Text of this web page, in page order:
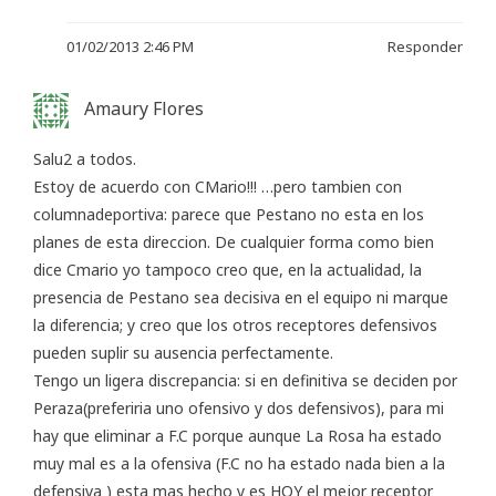
01/02/2013 2:46 PM Responder
Amaury Flores
Salu2 a todos.
Estoy de acuerdo con CMario!!! …pero tambien con
columnadeportiva: parece que Pestano no esta en los
planes de esta direccion. De cualquier forma como bien
dice Cmario yo tampoco creo que, en la actualidad, la
presencia de Pestano sea decisiva en el equipo ni marque
la diferencia; y creo que los otros receptores defensivos
pueden suplir su ausencia perfectamente.
Tengo un ligera discrepancia: si en definitiva se deciden por
Peraza(preferiria uno ofensivo y dos defensivos), para mi
hay que eliminar a F.C porque aunque La Rosa ha estado
muy mal es a la ofensiva (F.C no ha estado nada bien a la
defensiva ) esta mas hecho y es HOY el mejor receptor